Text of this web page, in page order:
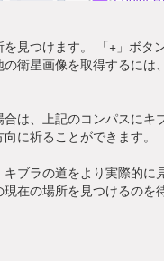
見つけます。 「+」ボ
衛星画像を取得するに
は、上記のコンパスに
に祈ることができます。
ブラの道をより実際的
在の場所を見つけるの